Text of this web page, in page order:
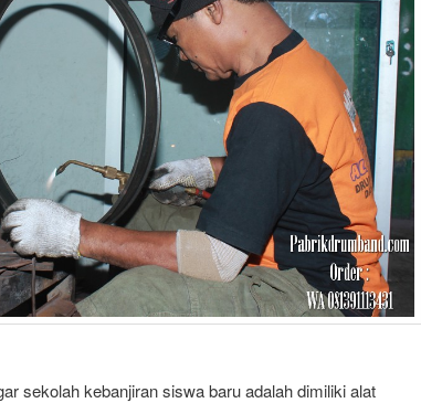
sekolah kebanjiran siswa baru adalah dimiliki alat